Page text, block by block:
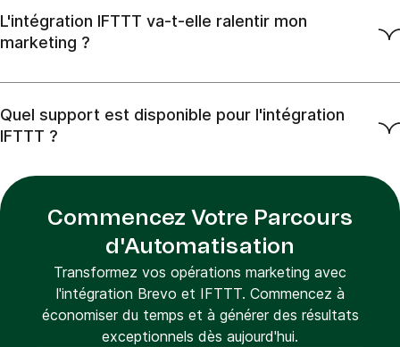
L'intégration IFTTT va-t-elle ralentir mon
marketing ?
Quel support est disponible pour l'intégration
IFTTT ?
Commencez Votre Parcours
d'Automatisation
Transformez vos opérations marketing avec
l'intégration Brevo et IFTTT. Commencez à
économiser du temps et à générer des résultats
exceptionnels dès aujourd'hui.